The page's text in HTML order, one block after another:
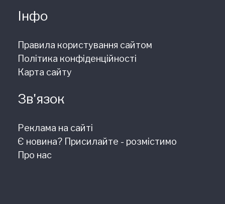
Інфо
Правила користування сайтом
Політика конфіденційності
Карта сайту
Зв'язок
Реклама на сайті
Є новина? Присилайте - розмістимо
Про нас